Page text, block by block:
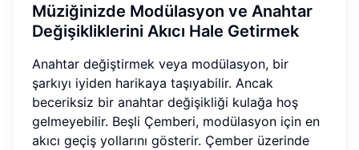
Müziğinizde Modülasyon ve Anahtar
Değişikliklerini Akıcı Hale Getirmek
Anahtar değiştirmek veya modülasyon, bir
şarkıyı iyiden harikaya taşıyabilir. Ancak
beceriksiz bir anahtar değişikliği kulağa hoş
gelmeyebilir. Beşli Çemberi, modülasyon için en
akıcı geçiş yollarını gösterir. Çember üzerinde